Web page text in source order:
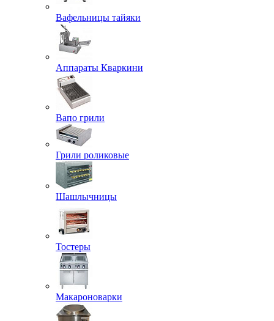
Вафельницы тайяки
Аппараты Кваркини
Вапо грили
Грили роликовые
Шашлычницы
Тостеры
Макароноварки